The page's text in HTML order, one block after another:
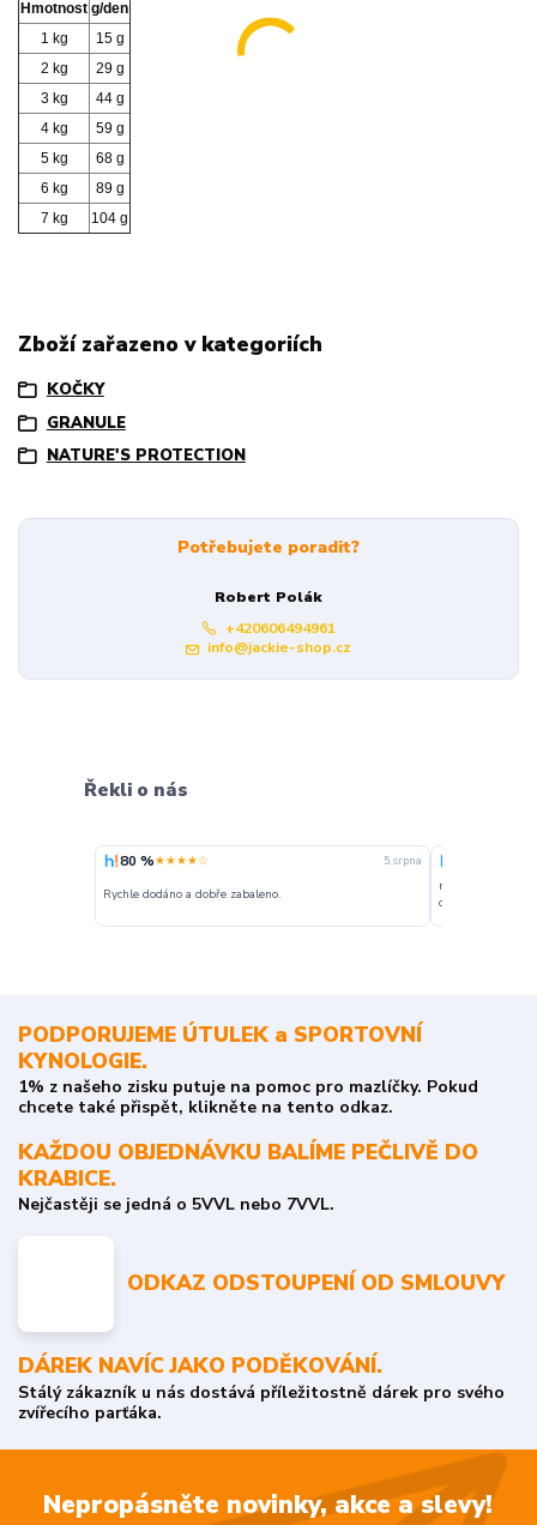
Hmotnost g/den
1 kg
15 g
2 kg
29 g
3 kg
44 g
4 kg
59 g
5 kg
68 g
6 kg
89 g
7 kg
104 g
Zboží zařazeno v kategoriích
KOČKY
GRANULE
NATURE'S PROTECTION
Potřebujete poradit?
Robert Polák
+420606494961
info@jackie-shop.cz
Řekli o nás
80 %★★★★☆ 5. srpna
Rychle dodáno a dobře zabaleno.
nakupuji
o stavu
PODPORUJEME ÚTULEK a SPORTOVNÍ
KYNOLOGIE.
1% z našeho zisku putuje na pomoc pro mazlíčky. Pokud
chcete také přispět, klikněte na tento odkaz.
KAŽDOU OBJEDNÁVKU BALÍME PEČLIVĚ DO
KRABICE.
Nejčastěji se jedná o 5VVL nebo 7VVL.
ODKAZ ODSTOUPENÍ OD SMLOUVY
DÁREK NAVÍC JAKO PODĚKOVÁNÍ.
Stálý zákazník u nás dostává příležitostně dárek pro svého
zvířecího parťáka.
Nepropásněte novinky, akce a slevy!